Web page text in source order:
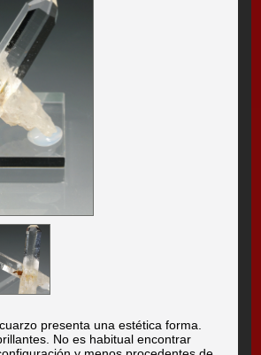
presenta una estética forma.
No es habitual encontrar